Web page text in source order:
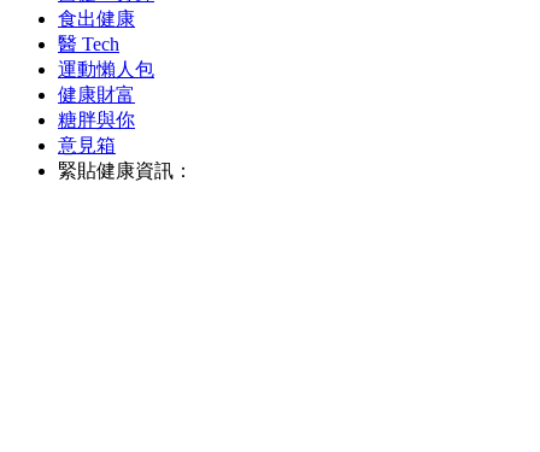
食出健康
醫 Tech
運動懶人包
健康財富
糖胖與你
意見箱
緊貼健康資訊：